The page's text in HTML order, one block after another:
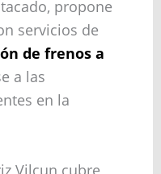
propone
servicios de
de frenos a
a las
en la
Vilcun cubre